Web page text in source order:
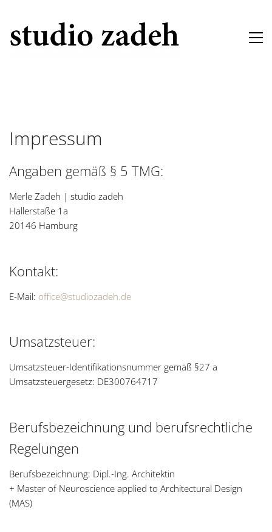
Impressum
Angaben gemäß § 5 TMG:
Merle Zadeh | studio zadeh
Hallerstaße 1a
20146 Hamburg
Kontakt:
E-Mail: office@studiozadeh.de
Umsatzsteuer:
Umsatzsteuer-Identifikationsnummer gemäß §27 a
Umsatzsteuergesetz: DE300764717
Berufsbezeichnung und berufsrechtliche
Regelungen
Berufsbezeichnung: Dipl.-Ing. Architektin
+ Master of Neuroscience applied to Architectural Design
(MAS)